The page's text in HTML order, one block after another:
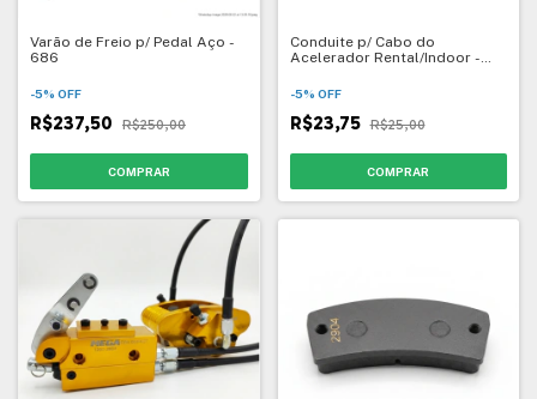
Varão de Freio p/ Pedal Aço -
686
-5% OFF
R$237,50 R$250,00
Conduite p/ Cabo do
Acelerador Rental/Indoor -
-5% OFF
R$23,75 R$25,00